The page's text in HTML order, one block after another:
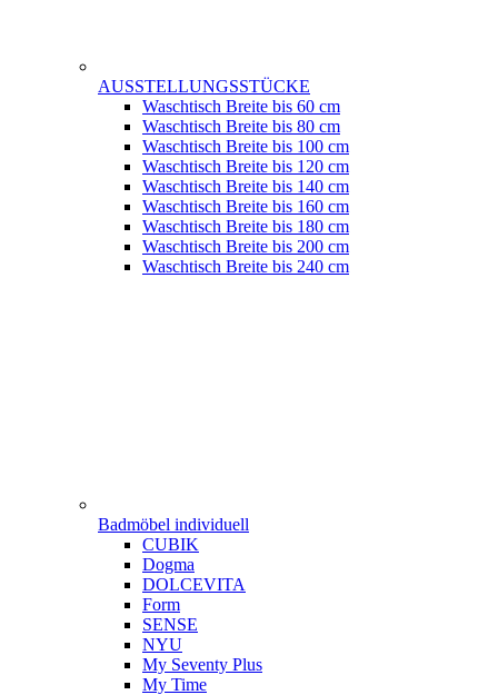
AUSSTELLUNGSSTÜCKE
Waschtisch Breite bis 60 cm
Waschtisch Breite bis 80 cm
Waschtisch Breite bis 100 cm
Waschtisch Breite bis 120 cm
Waschtisch Breite bis 140 cm
Waschtisch Breite bis 160 cm
Waschtisch Breite bis 180 cm
Waschtisch Breite bis 200 cm
Waschtisch Breite bis 240 cm
Badmöbel individuell
CUBIK
Dogma
DOLCEVITA
Form
SENSE
NYU
My Seventy Plus
My Time